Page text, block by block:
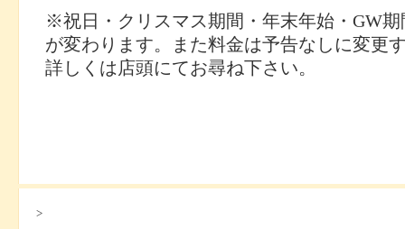
※祝日・クリスマス期間・年末年始・GW
が変わります。また料金は予告なしに変更
詳しくは店頭にてお尋ね下さい。
>